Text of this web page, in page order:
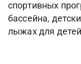
спортивных
бассейна,
лыжах для